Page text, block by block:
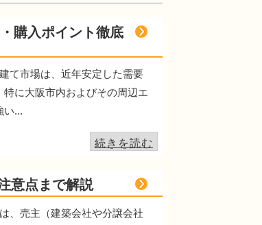
購入ポイント徹底
て市場は、近年安定した需要
に大阪市内およびその周辺エ
い...
続きを読む
意点まで解説
、売主（建築会社や分譲会社